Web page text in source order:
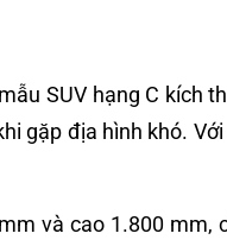
SUV hạng C kích
gặp địa hình khó.
và cao 1.800